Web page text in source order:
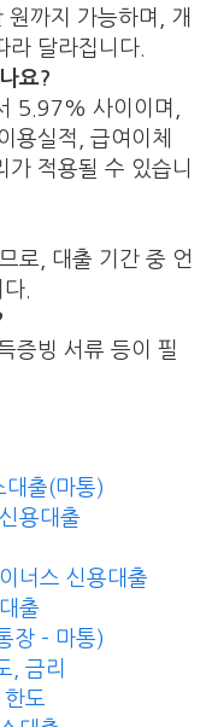
까지 가능하며, 개
라 달라집니다.
요?
5.97% 사이이며,
용실적, 급여이체
가 적용될 수 있습니
로, 대출 기간 중 언
.
증빙 서류 등이 필
대출(마통)
용대출
너스 신용대출
출
장 – 마통)
, 금리
도